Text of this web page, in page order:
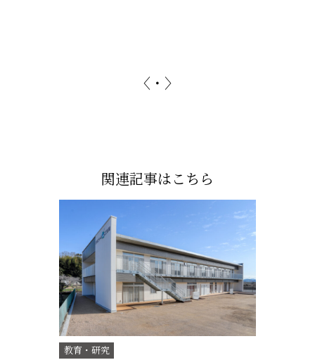
〈 ・ 〉
関連記事はこちら
教育・研究